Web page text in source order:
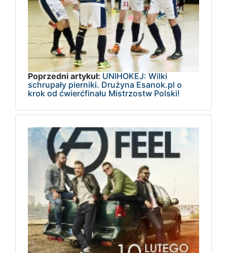
Poprzedni artykuł: UNIHOKEJ: Wilki
schrupały pierniki. Drużyna Esanok.pl o
krok od ćwierćfinału Mistrzostw Polski!